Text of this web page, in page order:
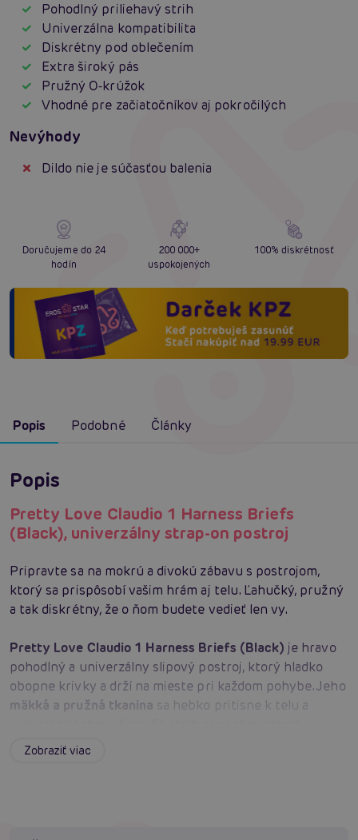
Pohodlný priliehavý strih
Univerzálna kompatibilita
Diskrétny pod oblečením
Extra široký pás
Pružný O‑krúžok
Vhodné pre začiatočníkov aj pokročilých
Nevýhody
Dildo nie je súčasťou balenia
Doručujeme do 24
hodín
200 000+
uspokojených
100% diskrétnosť
Popis Podobné Články
Popis
Pretty Love Claudio 1 Harness Briefs
(Black), univerzálny strap-on postroj
Pripravte sa na mokrú a divokú zábavu s postrojom,
ktorý sa prispôsobí vašim hrám aj telu. Ľahučký, pružný
a tak diskrétny, že o ňom budete vedieť len vy.
Pretty Love Claudio 1 Harness Briefs (Black) je hravo
pohodlný a univerzálny slipový postroj, ktorý hladko
obopne krivky a drží na mieste pri každom pohybe. Jeho
mäkká a pružná tkanina sa hebko pritisne k telu a
nosenie.Extra široký pás
Zobraziť viac